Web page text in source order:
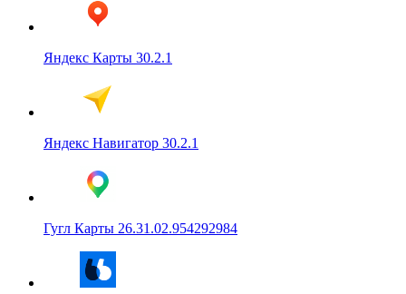
Яндекс Карты 30.2.1
Яндекс Навигатор 30.2.1
Гугл Карты 26.31.02.954292984